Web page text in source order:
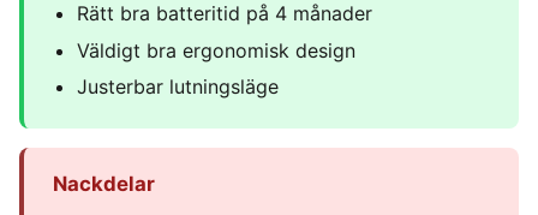
Rätt bra batteritid på 4 månader
Väldigt bra ergonomisk design
Justerbar lutningsläge
Nackdelar